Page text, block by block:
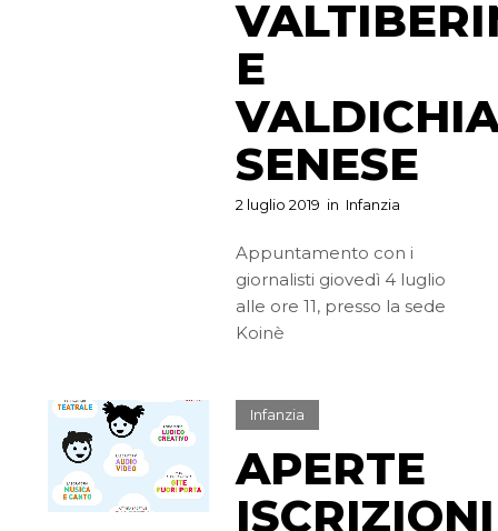
E
SENESE
2 luglio 2019 in Infanzia
Appuntamento con i
giornalisti giovedì 4 luglio
alle ore 11, presso la sede
Koinè
Infanzia
APERTE
ISCRIZIONI